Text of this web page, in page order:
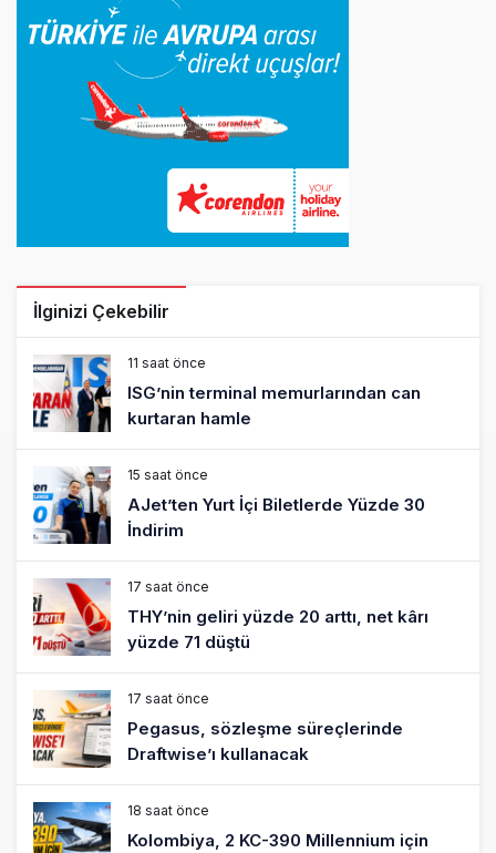
İlginizi Çekebilir
11 saat önce
ISG’nin terminal memurlarından can
kurtaran hamle
15 saat önce
AJet’ten Yurt İçi Biletlerde Yüzde 30
İndirim
17 saat önce
THY’nin geliri yüzde 20 arttı, net kârı
yüzde 71 düştü
17 saat önce
Pegasus, sözleşme süreçlerinde
Draftwise’ı kullanacak
18 saat önce
Kolombiya, 2 KC-390 Millennium için